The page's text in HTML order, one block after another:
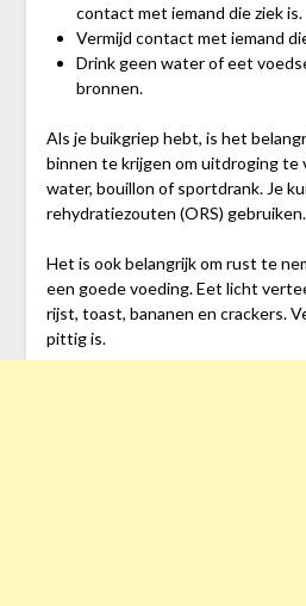
contact met iemand die ziek is.
Vermijd contact met iemand
Drink geen water of eet
bronnen.
Als je buikgriep hebt, is het
binnen te krijgen om uitdroging te
water, bouillon of sportdrank. Je
rehydratiezouten (ORS) gebruiken.
Het is ook belangrijk om rust te
een goede voeding. Eet licht
rijst, toast, bananen en crackers.
pittig is.